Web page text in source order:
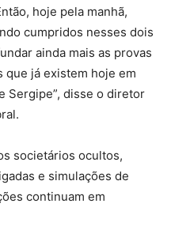
hoje pela manhã,
cumpridos nesses dois
ainda mais as provas
já existem hoje em
Sergipe”, disse o diretor
societários ocultos,
e simulações de
continuam em